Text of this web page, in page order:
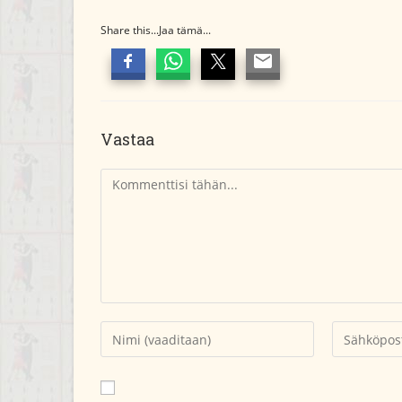
Share this...Jaa tämä...
Vastaa
Kommentti
Kirjoita
nimesi
tai
Kirjoita